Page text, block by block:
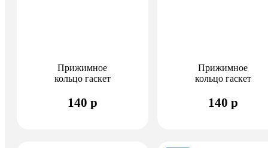
Прижимное
кольцо гаскет
6.5 (Ruby Air)
140 р
Прижимное
кольцо гаскет
v3, Diamond
140 р